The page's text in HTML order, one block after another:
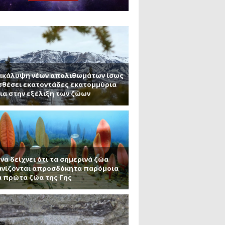
και πυριτένιο (Μέρος
ΜΙΤ)
ΑΠΘ)
νέων απολιθωμάτων ίσως
εκατοντάδες εκατομμύρια
στην εξέλιξη των ζώων
δείχνει ότι τα σημερινά ζώα
απροσδόκητα παρόμοια
πρώτα ζώα της Γης